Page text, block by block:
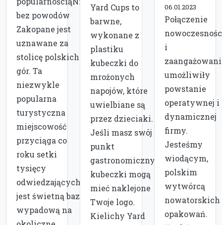
bez powodów
Zakopane jest
uznawane za
stolicę polskich
gór. Ta
niezwykle
popularna
turystyczna
miejscowość
przyciąga co
roku setki
tysięcy
odwiedzających,
jest świetną bazą
wypadową na
Yard Cups to
barwne,
wykonane z
plastiku
kubeczki do
mrożonych
napojów, które
uwielbiane są
przez dzieciaki.
Jeśli masz swój
punkt
gastronomiczny,
kubeczki mogą
mieć naklejone
Twoje logo.
Kielichy Yard
06.01.2023
Połączenie
i
umożliwiły
powstanie
operatywnej i
dynamicznej
firmy.
Jesteśmy
wiodącym,
polskim
wytwórcą
nowatorskich
opakowań.